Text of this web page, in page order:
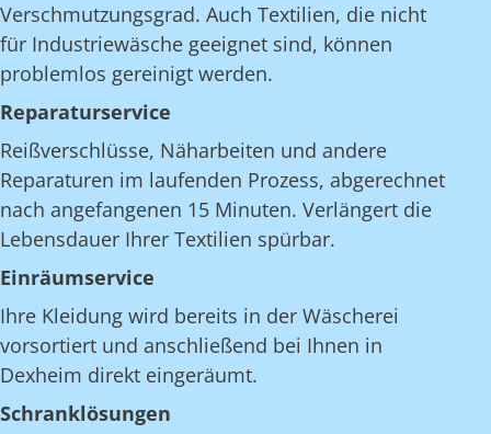
Verschmutzungsgrad. Auch Textilien, die nicht
für Industriewäsche geeignet sind, können
problemlos gereinigt werden.
Reparaturservice
Reißverschlüsse, Näharbeiten und andere
Reparaturen im laufenden Prozess, abgerechnet
nach angefangenen 15 Minuten. Verlängert die
Lebensdauer Ihrer Textilien spürbar.
Einräumservice
Ihre Kleidung wird bereits in der Wäscherei
vorsortiert und anschließend bei Ihnen in
Dexheim direkt eingeräumt.
Schranklösungen